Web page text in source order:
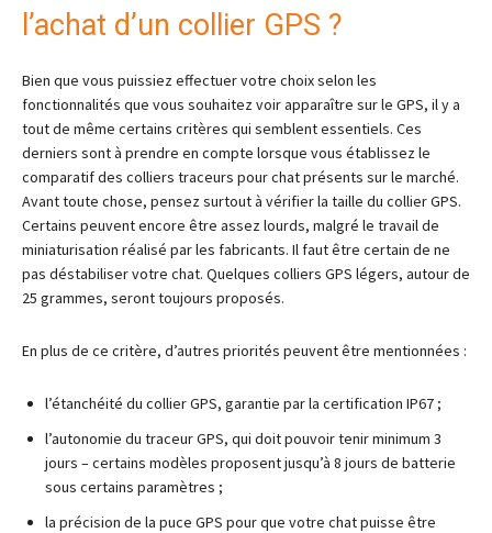
l’achat d’un collier GPS ?
Bien que vous puissiez effectuer votre choix selon les
fonctionnalités que vous souhaitez voir apparaître sur le GPS, il y a
tout de même certains critères qui semblent essentiels. Ces
derniers sont à prendre en compte lorsque vous établissez le
comparatif des colliers traceurs pour chat présents sur le marché.
Avant toute chose, pensez surtout à vérifier la taille du collier GPS.
Certains peuvent encore être assez lourds, malgré le travail de
miniaturisation réalisé par les fabricants. Il faut être certain de ne
pas déstabiliser votre chat. Quelques colliers GPS légers, autour de
25 grammes, seront toujours proposés.
En plus de ce critère, d’autres priorités peuvent être mentionnées :
l’étanchéité du collier GPS, garantie par la certification IP67 ;
l’autonomie du traceur GPS, qui doit pouvoir tenir minimum 3
jours – certains modèles proposent jusqu’à 8 jours de batterie
sous certains paramètres ;
la précision de la puce GPS pour que votre chat puisse être